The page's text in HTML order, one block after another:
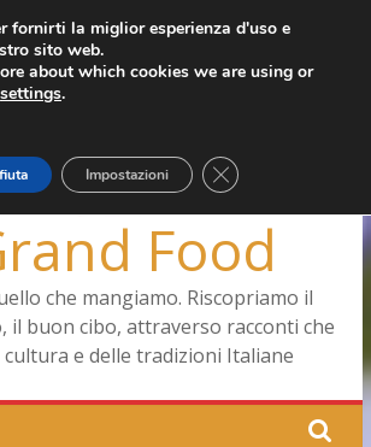
Agosto 5, 2026
Corte
una forma smagliante senza età
ritorna la tavola di corte
Food
che mangiamo. Riscopriamo il
il buon cibo, attraverso racconti che
e delle tradizioni Italiane
fornirti la miglior esperienza d'uso e
sito web.
about which cookies we are using or
settings.
Impostazioni Close GDPR